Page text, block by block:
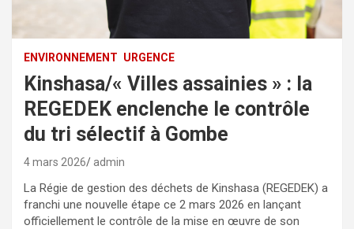
ENVIRONNEMENT URGENCE
Kinshasa/« Villes assainies » : la
REGEDEK enclenche le contrôle
du tri sélectif à Gombe
4 mars 2026 admin
La Régie de gestion des déchets de Kinshasa (REGEDEK) a
franchi une nouvelle étape ce 2 mars 2026 en lançant
officiellement le contrôle de la mise en œuvre de son